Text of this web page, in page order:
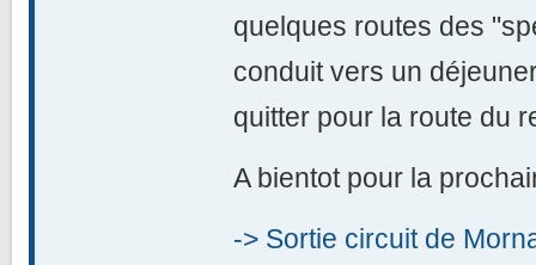
quelques routes des
conduit vers un
quitter pour la route du
A bientot pour la
-> Sortie circuit de